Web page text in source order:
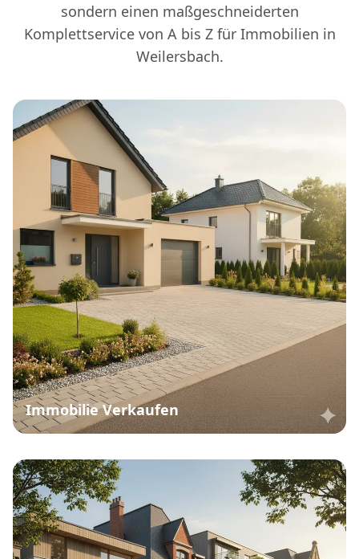
sondern einen maßgeschneiderten
Komplettservice von A bis Z für Immobilien in
Weilersbach.
Immobilie Verkaufen